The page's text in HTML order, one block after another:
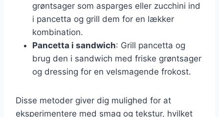
grøntsager som asparges eller zucchini ind
i pancetta og grill dem for en lækker
kombination.
Pancetta i sandwich: Grill pancetta og
brug den i sandwich med friske grøntsager
og dressing for en velsmagende frokost.
Disse metoder giver dig mulighed for at
eksperimentere med smag og tekstur, hvilket